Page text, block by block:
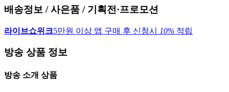
배송정보 / 사은품 / 기획전·프로모션
라이브쇼위크5만원 이상 앱 구매 후 신청시 10% 적립
방송 상품 정보
방송 소개 상품